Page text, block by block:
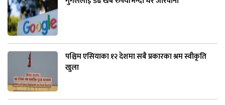
पश्चिम एसियाका १२ देशमा सबै प्रकारका श्रम स्वीकृति
खुला